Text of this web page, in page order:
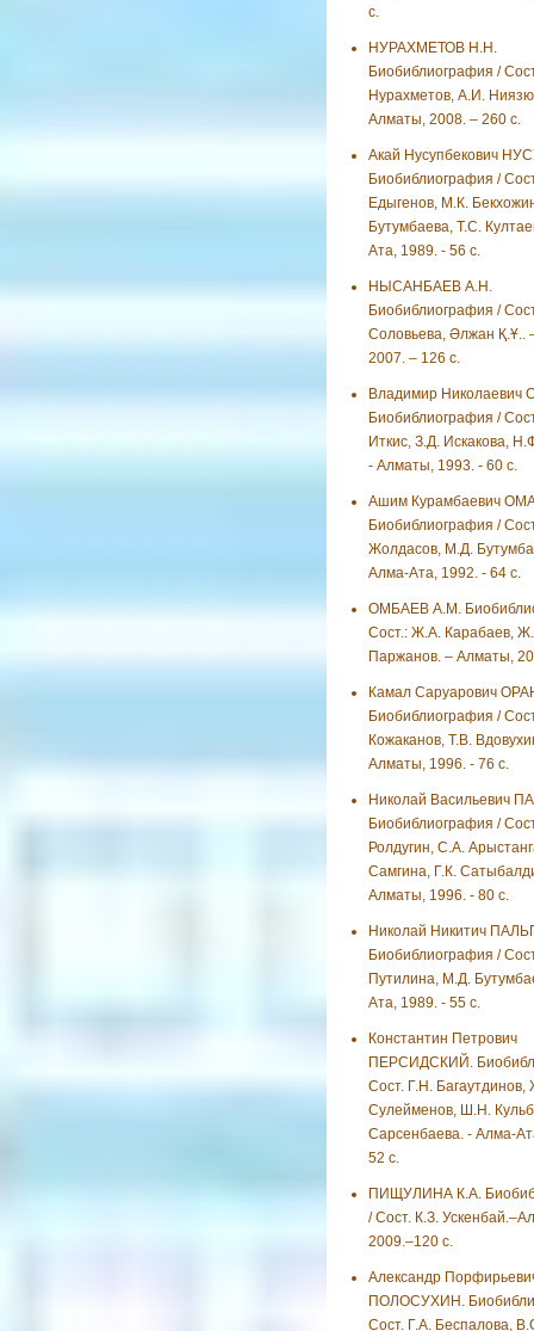
с.
НУРАХМЕТОВ Н.Н.
Биобиблиография /
Нурахметов, А.И.
Алматы, 2008. – 260 с.
Акай Нусупбекович
Биобиблиография /
Едыгенов, М.К.
Бутумбаева, Т.С.
Ата, 1989. - 56 с.
НЫСАНБАЕВ А.Н.
Биобиблиография /
Соловьева, Әлжан Қ.Ұ..
2007. – 126 с.
Владимир
Биобиблиография /
Иткис, З.Д. Искакова,
- Алматы, 1993. - 60 с.
Ашим Курамбаевич
Биобиблиография /
Жолдасов, М.Д.
Алма-Ата, 1992. - 64 с.
ОМБАЕВ А.М.
Сост.: Ж.А. Карабаев,
Паржанов. – Алматы,
Камал Саруарович
Биобиблиография /
Кожаканов, Т.В.
Алматы, 1996. - 76 с.
Николай Васильевич
Биобиблиография /
Ролдугин, С.А.
Самгина, Г.К.
Алматы, 1996. - 80 с.
Николай Никитич
Биобиблиография /
Путилина, М.Д.
Ата, 1989. - 55 с.
Константин Петрович
ПЕРСИДСКИЙ.
Сост. Г.Н.
Сулейменов, Ш.Н.
Сарсенбаева. - Алма-
52 с.
ПИЩУЛИНА К.А.
/ Сост. К.З.
2009.–120 с.
Александр
ПОЛОСУХИН.
Сост. Г.А. Беспалова,